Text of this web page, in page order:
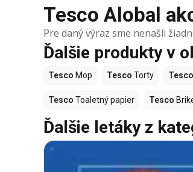
Tesco Alobal
Pre daný výraz sme nenašli
Ďalšie produkty v
Tesco Mop Tesco Torty Tesco
Tesco Toaletný papier Tesco
Ďalšie letáky z